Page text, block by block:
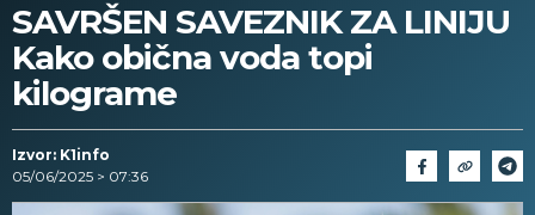
SAVRŠEN SAVEZNIK ZA LINIJU
Kako obična voda topi
kilograme
Izvor: K1info
05/06/2025 > 07:36